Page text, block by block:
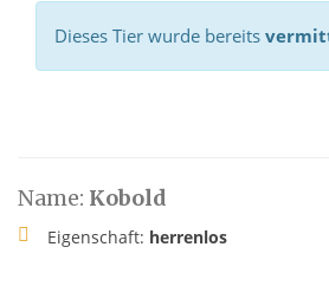
Dieses Tier wurde bereits
Name: Kobold
Eigenschaft: herrenlos